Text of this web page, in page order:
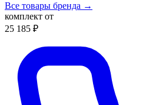
Все товары бренда →
комплект от
25 185 ₽